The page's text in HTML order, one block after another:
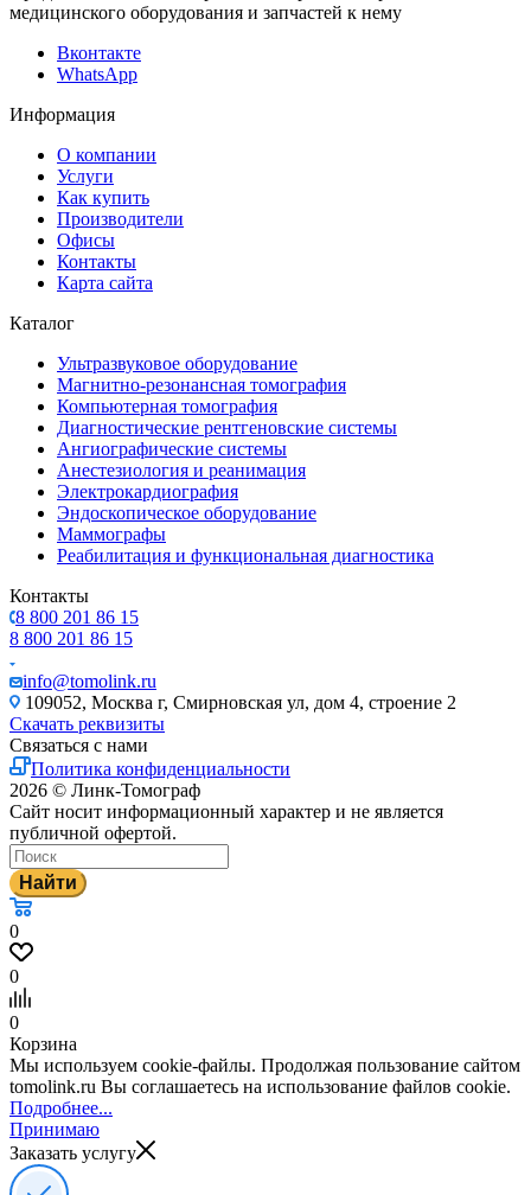
медицинского оборудования и запчастей к нему
Вконтакте
WhatsApp
Информация
О компании
Услуги
Как купить
Производители
Офисы
Контакты
Карта сайта
Каталог
Ультразвуковое оборудование
Магнитно-резонансная томография
Компьютерная томография
Диагностические рентгеновские системы
Ангиографические системы
Анестезиология и реанимация
Электрокардиография
Эндоскопическое оборудование
Маммографы
Реабилитация и функциональная диагностика
Контакты
8 800 201 86 15
8 800 201 86 15
info@tomolink.ru
109052, Москва г, Смирновская ул, дом 4, строение 2
Скачать реквизиты
Связаться с нами
Политика конфиденциальности
2026 © Линк-Томограф
Сайт носит информационный характер и не является
публичной офертой.
Найти
0
0
0
Корзина
Мы используем cookie-файлы. Продолжая пользование сайтом
tomolink.ru Вы соглашаетесь на использование файлов cookie.
Подробнее...
Принимаю
Заказать услугу